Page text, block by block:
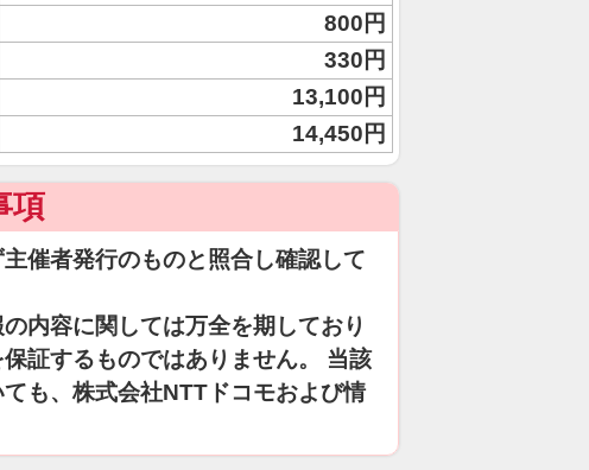
800円
330円
13,100円
14,450円
項
催者発行のものと照合し確認して
内容に関しては万全を期しており
証するものではありません。 当該
も、株式会社NTTドコモおよび情